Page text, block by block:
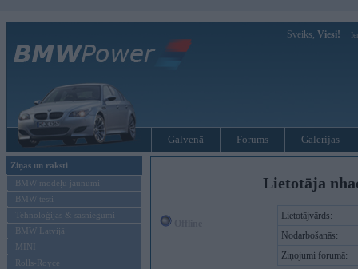
Sveiks, Viesi!
Galvenā Forums Galerijas
Ziņas un raksti
BMW modeļu jaunumi
BMW testi
Tehnoloģijas & sasniegumi
BMW Latvijā
MINI
Rolls-Royce
Lietotāja
Lietotājvārds:
Nodarbošanās:
Ziņojumi forumā: